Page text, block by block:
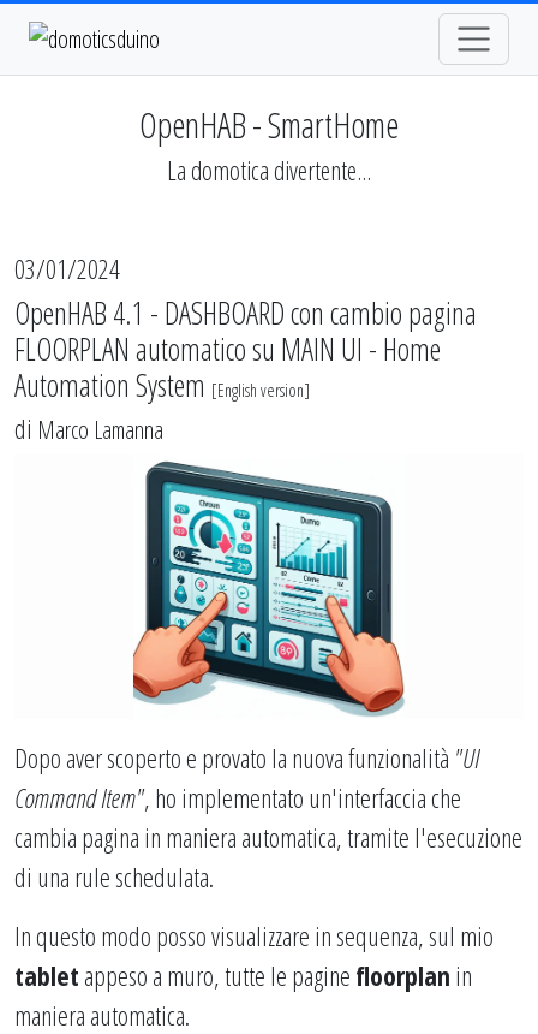
OpenHAB - SmartHome
La domotica divertente...
03/01/2024
OpenHAB 4.1 - DASHBOARD con cambio pagina
FLOORPLAN automatico su MAIN UI - Home
Automation System [English version]
di Marco Lamanna
Dopo aver scoperto e provato la nuova funzionalità "UI
Command Item", ho implementato un'interfaccia che
cambia pagina in maniera automatica, tramite l'esecuzione
di una rule schedulata.
In questo modo posso visualizzare in sequenza, sul mio
tablet appeso a muro, tutte le pagine floorplan in
maniera automatica.